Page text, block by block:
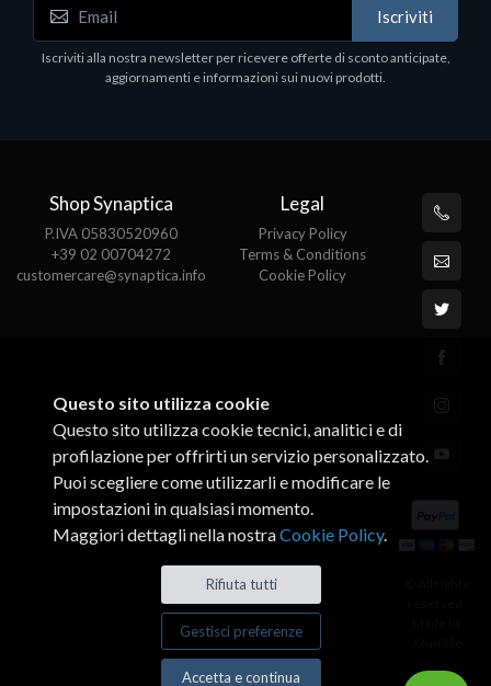
- interno - M.2
integrato -
Iscriviti
Iscriviti alla nostra newsletter per ricevere offerte di sconto anticipate,
aggiornamenti e informazioni sui nuovi prodotti.
Shop Synaptica
P.IVA 05830520960
+39 02 00704272
customercare@synaptica.info
Legal
Privacy Policy
Terms & Conditions
Cookie Policy
Questo sito utilizza cookie
Questo sito utilizza cookie tecnici, analitici e di
profilazione per offrirti un servizio personalizzato.
Puoi scegliere come utilizzarli e modificare le
impostazioni in qualsiasi momento.
Maggiori dettagli nella nostraCookie Policy.
Rifiuta tutti
Gestisci preferenze
Accetta e continua